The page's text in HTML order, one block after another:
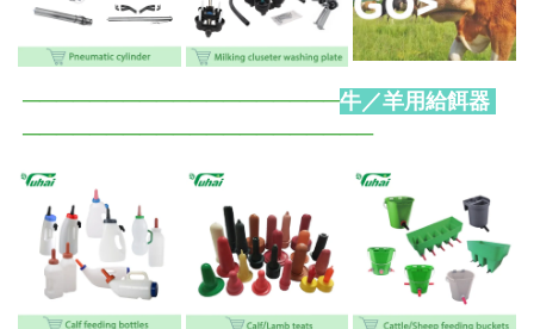
───────────────────
─────────────────────